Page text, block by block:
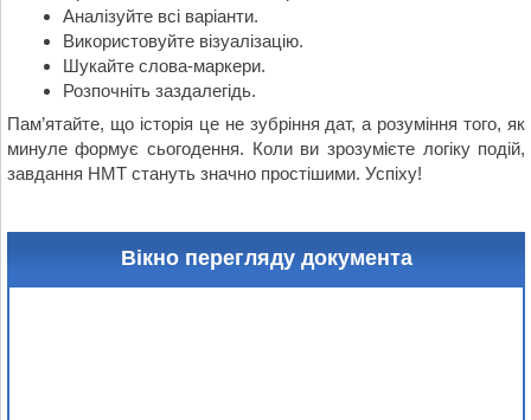
Аналізуйте всі варіанти.
Використовуйте візуалізацію.
Шукайте слова-маркери.
Розпочніть заздалегідь.
Пам’ятайте, що історія це не зубріння дат, а розуміння того, як
минуле формує сьогодення. Коли ви зрозумієте логіку подій,
завдання НМТ стануть значно простішими. Успіху!
Вікно перегляду документа